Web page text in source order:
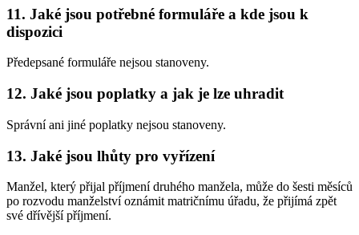
11. Jaké jsou potřebné formuláře a kde jsou k
dispozici
Předepsané formuláře nejsou stanoveny.
12. Jaké jsou poplatky a jak je lze uhradit
Správní ani jiné poplatky nejsou stanoveny.
13. Jaké jsou lhůty pro vyřízení
Manžel, který přijal příjmení druhého manžela, může do šesti měsíců
po rozvodu manželství oznámit matričnímu úřadu, že přijímá zpět
své dřívější příjmení.